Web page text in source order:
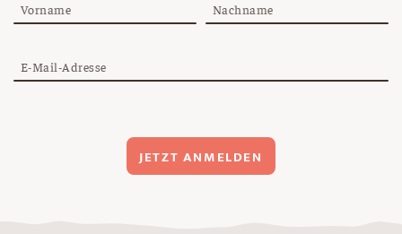
Vorname Nachname
E-Mail-Adresse
JETZT ANMELDEN